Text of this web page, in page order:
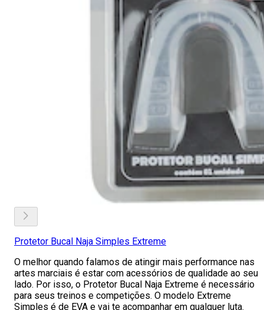
Protetor Bucal Naja Simples Extreme
O melhor quando falamos de atingir mais performance nas
artes marciais é estar com acessórios de qualidade ao seu
lado. Por isso, o Protetor Bucal Naja Extreme é necessário
para seus treinos e competições. O modelo Extreme
Simples é de EVA e vai te acompanhar em qualquer luta.